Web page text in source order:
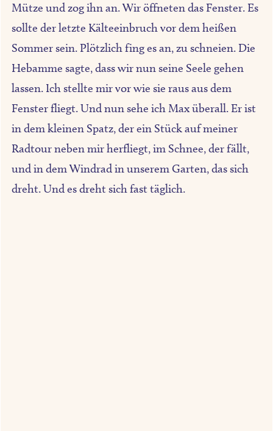
Mütze und zog ihn an. Wir öffneten das Fenster. Es
sollte der letzte Kälteeinbruch vor dem heißen
Sommer sein. Plötzlich fing es an, zu schneien. Die
Hebamme sagte, dass wir nun seine Seele gehen
lassen. Ich stellte mir vor wie sie raus aus dem
Fenster fliegt. Und nun sehe ich Max überall. Er ist
in dem kleinen Spatz, der ein Stück auf meiner
Radtour neben mir herfliegt, im Schnee, der fällt,
und in dem Windrad in unserem Garten, das sich
dreht. Und es dreht sich fast täglich.